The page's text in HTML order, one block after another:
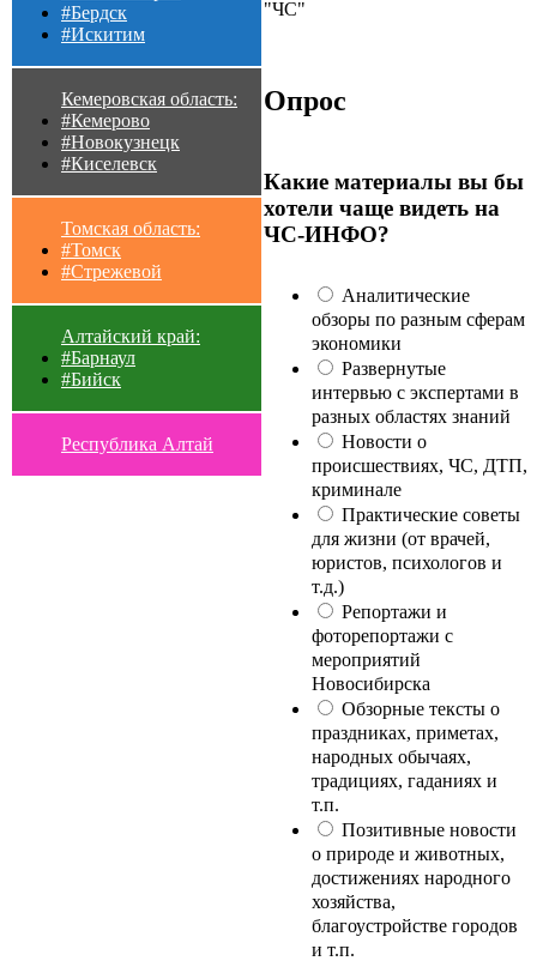
#Бердск
#Искитим
Кемеровская область:
#Кемерово
#Новокузнецк
#Киселевск
Томская область:
#Томск
#Стрежевой
Алтайский край:
#Барнаул
#Бийск
Республика Алтай
"ЧС"
Опрос
Какие материалы вы бы
хотели чаще видеть на
ЧС-ИНФО?
Аналитические
обзоры по разным сферам
экономики
Развернутые
интервью с экспертами в
разных областях знаний
Новости о
происшествиях, ЧС, ДТП,
криминале
Практические советы
для жизни (от врачей,
юристов, психологов и
т.д.)
Репортажи и
фоторепортажи с
мероприятий
Новосибирска
Обзорные тексты о
праздниках, приметах,
народных обычаях,
традициях, гаданиях и
т.п.
Позитивные новости
о природе и животных,
достижениях народного
хозяйства,
благоустройстве городов
и т.п.